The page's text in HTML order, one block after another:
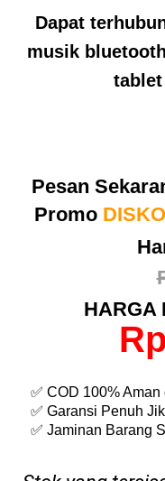
Dapat
musik
Pesan
Promo
HARGA
Rp
✅ COD 100% Aman
✅ Garansi Penuh
✅ Jaminan Barang